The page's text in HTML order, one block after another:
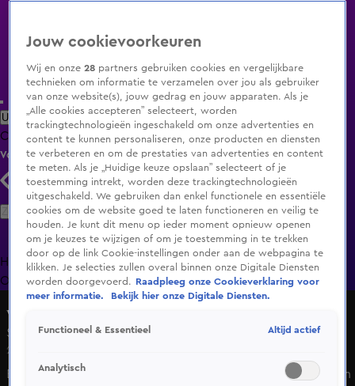
Uitzending Gemist Populaire programma's Zenders Genres
ClipsFilmsRadioSmart TV inlogShop
Volg KIJK
Zoeken
HomeUitzending Gemist Programma's De Bondgenoten
OranjezomerLivestreamsShop
vtwonen weer verliefd op je huis
Seizoen 21, aflevering 6
27 okt 2024, 18:57
Bas en Sharita wonen 11 jaar samen met hun twee kinderen
Jouw cookievoorkeuren
Wij en onze28 partners gebruiken cookies en vergelijkbare
technieken om informatie te verzamelen over jou als gebruiker
van onze website(s), jouw gedrag en jouw apparaten. Als je
„Alle cookies accepteren” selecteert, worden
trackingtechnologieën ingeschakeld om onze advertenties en
content te kunnen personaliseren, onze producten en diensten
te verbeteren en om de prestaties van advertenties en content
te meten. Als je „Huidige keuze opslaan” selecteert of je
toestemming intrekt, worden deze trackingtechnologieën
uitgeschakeld. We gebruiken dan enkel functionele en essentiële
cookies om de website goed te laten functioneren en veilig te
houden. Je kunt dit menu op ieder moment opnieuw openen
om je keuzes te wijzigen of om je toestemming in te trekken
door op de link Cookie-instellingen onder aan de webpagina te
klikken. Je selecties zullen overal binnen onze Digitale Diensten
worden doorgevoerd.
Raadpleeg onze Cookieverklaring voor
meer informatie.
Bekijk hier onze Digitale Diensten.
Functioneel & Essentieel Altijd actief
Analytisch